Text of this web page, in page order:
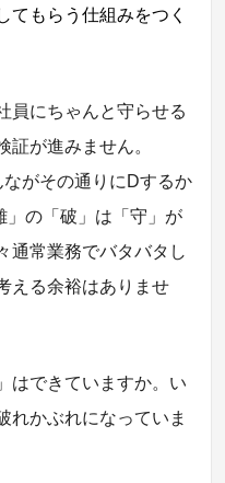
てもらう仕組みをつく
員にちゃんと守らせる
証が進みません。
がその通りにDするか
」の「破」は「守」が
通常業務でバタバタし
える余裕はありませ
はできていますか。い
れかぶれになっていま